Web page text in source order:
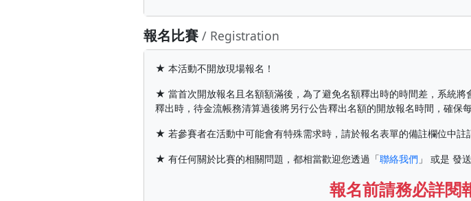
報名比賽 / Registration
★ 本活動不開放現場報名！
★ 當首次開放報名且名額額滿後，為了避免名額釋出時的時間差，系統
釋出時，待金流帳務清算過後將另行公告釋出名額的開放報名時間，確保
★ 若參賽者在活動中可能會有特殊需求時，請於報名表單的備註欄位中註
★ 有任何關於比賽的相關問題，都相當歡迎您透過「聯絡我們 」 或是 發
報名前請務必詳閱